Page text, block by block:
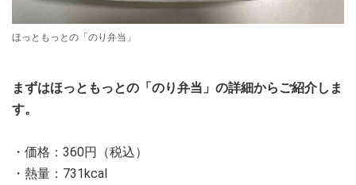
ほっともっとの「のり弁当」
まずはほっともっとの「のり弁当」の詳細からご紹介しま
す。
・価格：360円（税込）
・熱量：731kcal